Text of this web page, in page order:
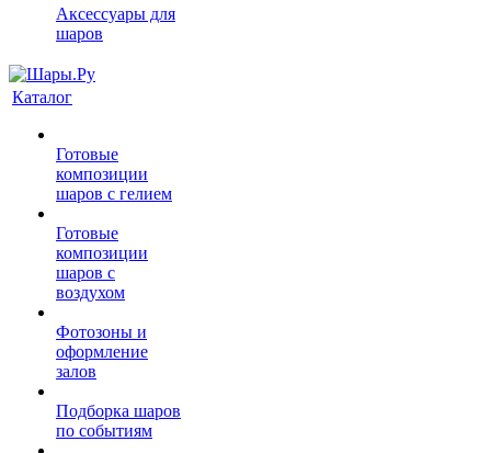
Аксессуары для
шаров
Каталог
Готовые
композиции
шаров с гелием
Готовые
композиции
шаров с
воздухом
Фотозоны и
оформление
залов
Подборка шаров
по событиям